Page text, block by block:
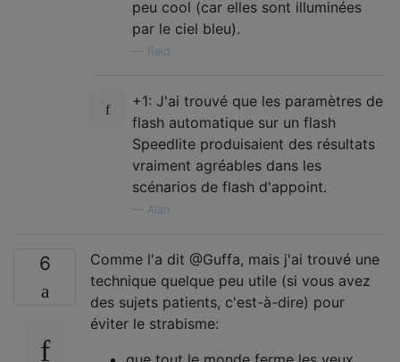
peu cool (car elles sont illuminées
par le ciel bleu).
Reid
+1: J'ai trouvé que les paramètres de
flash automatique sur un flash
Speedlite produisaient des résultats
vraiment agréables dans les
scénarios de flash d'appoint.
Alan
6
Comme l'a dit @Guffa, mais j'ai trouvé une
technique quelque peu utile (si vous avez
des sujets patients, c'est-à-dire) pour
éviter le strabisme: